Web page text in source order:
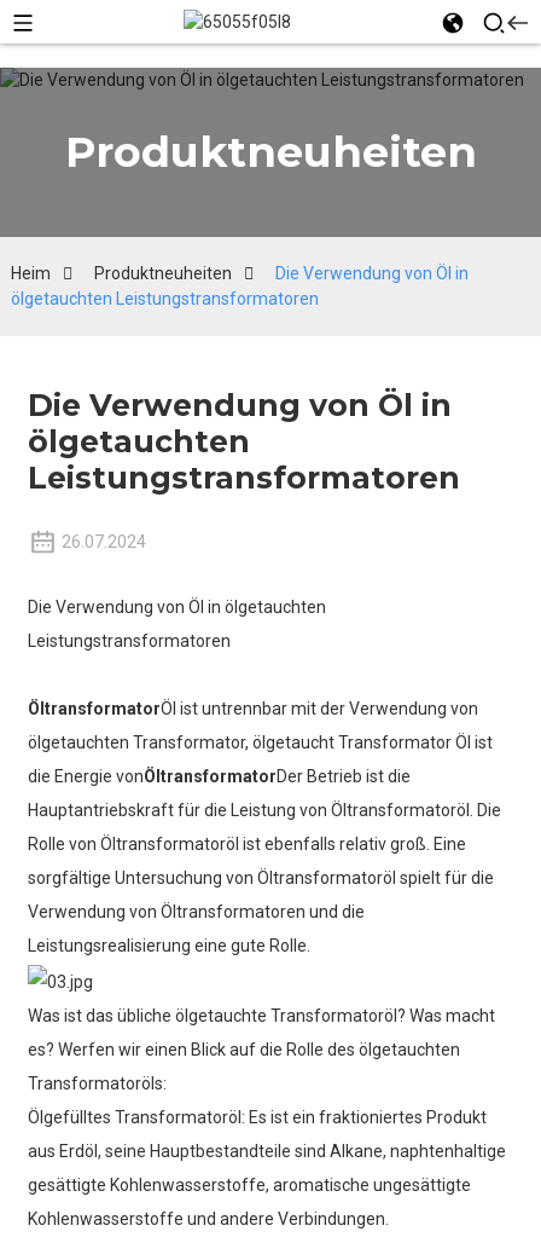
Produktneuheiten
Heim Produktneuheiten
Die Verwendung von Öl in
ölgetauchten Leistungstransformatoren
Die Verwendung von Öl in
ölgetauchten
Leistungstransformatoren
26.07.2024
Die Verwendung von Öl in ölgetauchten
Leistungstransformatoren
ÖltransformatorÖl ist untrennbar mit der Verwendung von
ölgetauchten Transformator, ölgetaucht Transformator Öl ist
die Energie vonÖltransformatorDer Betrieb ist die
Hauptantriebskraft für die Leistung von Öltransformatoröl. Die
Rolle von Öltransformatoröl ist ebenfalls relativ groß. Eine
sorgfältige Untersuchung von Öltransformatoröl spielt für die
Verwendung von Öltransformatoren und die
Leistungsrealisierung eine gute Rolle.
Was ist das übliche ölgetauchte Transformatoröl? Was macht
es? Werfen wir einen Blick auf die Rolle des ölgetauchten
Transformatoröls:
Ölgefülltes Transformatoröl: Es ist ein fraktioniertes Produkt
aus Erdöl, seine Hauptbestandteile sind Alkane, naphtenhaltige
gesättigte Kohlenwasserstoffe, aromatische ungesättigte
Kohlenwasserstoffe und andere Verbindungen.